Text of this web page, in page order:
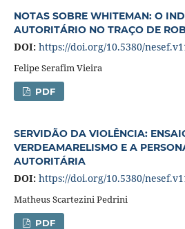
NOTAS SOBRE WHITEMAN: O
AUTORITÁRIO NO TRAÇO DE
DOI: https://doi.org/10.5380/
Felipe Serafim Vieira
PDF
SERVIDÃO DA VIOLÊNCIA:
VERDEAMARELISMO E A
AUTORITÁRIA
DOI: https://doi.org/10.5380/
Matheus Scartezini Pedrini
PDF